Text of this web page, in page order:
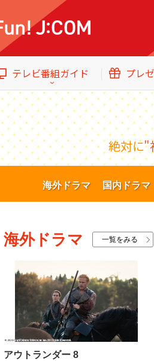
テレビ番組ガイド プレ
テレビ番組ガイド トップ
エンタメをもっと楽しむWebマガジン
番組ジャンル
イベント・プレゼント
絶対に"
海外ドラマ 国内ドラマ
海外ドラマ 一覧をみる
アウトランダー 8